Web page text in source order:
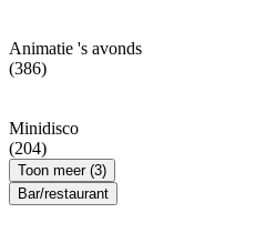
Animatie 's avonds
(386)
Minidisco
(204)
Toon meer (3)
Bar/restaurant